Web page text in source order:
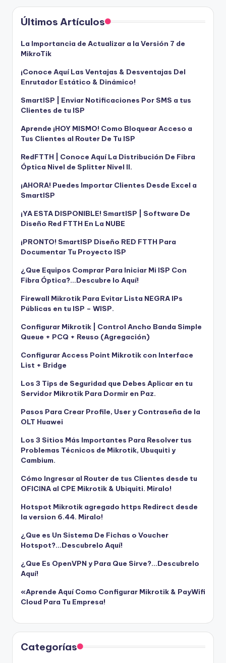
Últimos Artículos
La Importancia de Actualizar a la Versión 7 de
MikroTik
¡Conoce Aquí Las Ventajas & Desventajas Del
Enrutador Estático & Dinámico!
SmartISP | Enviar Notificaciones Por SMS a tus
Clientes de tu ISP
Aprende ¡HOY MISMO! Como Bloquear Acceso a
Tus Clientes al Router De Tu ISP
RedFTTH | Conoce Aquí La Distribución De Fibra
Óptica Nivel de Splitter Nivel II.
¡AHORA! Puedes Importar Clientes Desde Excel a
SmartISP
¡YA ESTA DISPONIBLE! SmartISP | Software De
Diseño Red FTTH En La NUBE
¡PRONTO! SmartISP Diseño RED FTTH Para
Documentar Tu Proyecto ISP
¿Que Equipos Comprar Para Iniciar Mi ISP Con
Fibra Óptica?…Descubre lo Aquí!
Firewall Mikrotik Para Evitar Lista NEGRA IPs
Públicas en tu ISP – WISP.
Configurar Mikrotik | Control Ancho Banda Simple
Queue + PCQ + Reuso (Agregación)
Configurar Access Point Mikrotik con Interface
List + Bridge
Los 3 Tips de Seguridad que Debes Aplicar en tu
Servidor Mikrotik Para Dormir en Paz.
Pasos Para Crear Profile, User y Contraseña de la
OLT Huawei
Los 3 Sitios Más Importantes Para Resolver tus
Problemas Técnicos de Mikrotik, Ubuquiti y
Cambium.
Cómo Ingresar al Router de tus Clientes desde tu
OFICINA al CPE Mikrotik & Ubiquiti. Miralo!
Hotspot Mikrotik agregado https Redirect desde
la version 6.44. Miralo!
¿Que es Un Sistema De Fichas o Voucher
Hotspot?…Descubrelo Aquí!
¿Que Es OpenVPN y Para Que Sirve?…Descubrelo
Aquí!
«Aprende Aquí Como Configurar Mikrotik & PayWifi
Cloud Para Tu Empresa!
Categorías